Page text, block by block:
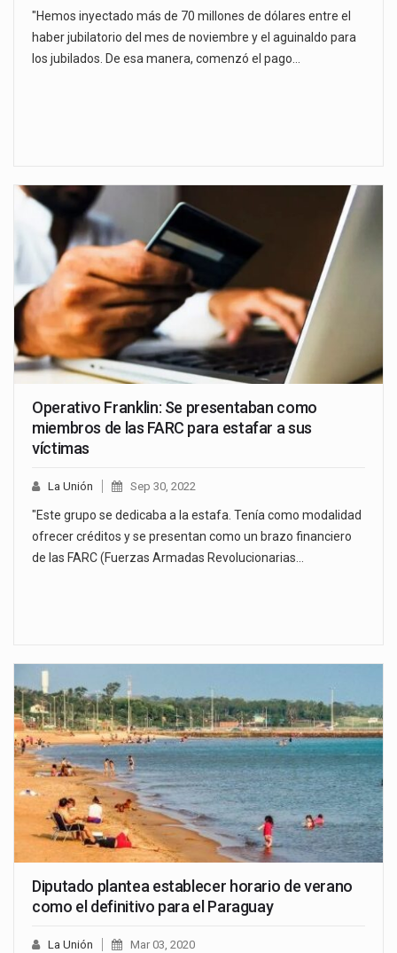
"Hemos inyectado más de 70 millones de dólares entre el
haber jubilatorio del mes de noviembre y el aguinaldo para
los jubilados. De esa manera, comenzó el pago…
Operativo Franklin: Se presentaban como
miembros de las FARC para estafar a sus
víctimas
La Unión Sep 30, 2022
"Este grupo se dedicaba a la estafa. Tenía como modalidad
ofrecer créditos y se presentan como un brazo financiero
de las FARC (Fuerzas Armadas Revolucionarias…
Diputado plantea establecer horario de verano
como el definitivo para el Paraguay
La Unión Mar 03, 2020